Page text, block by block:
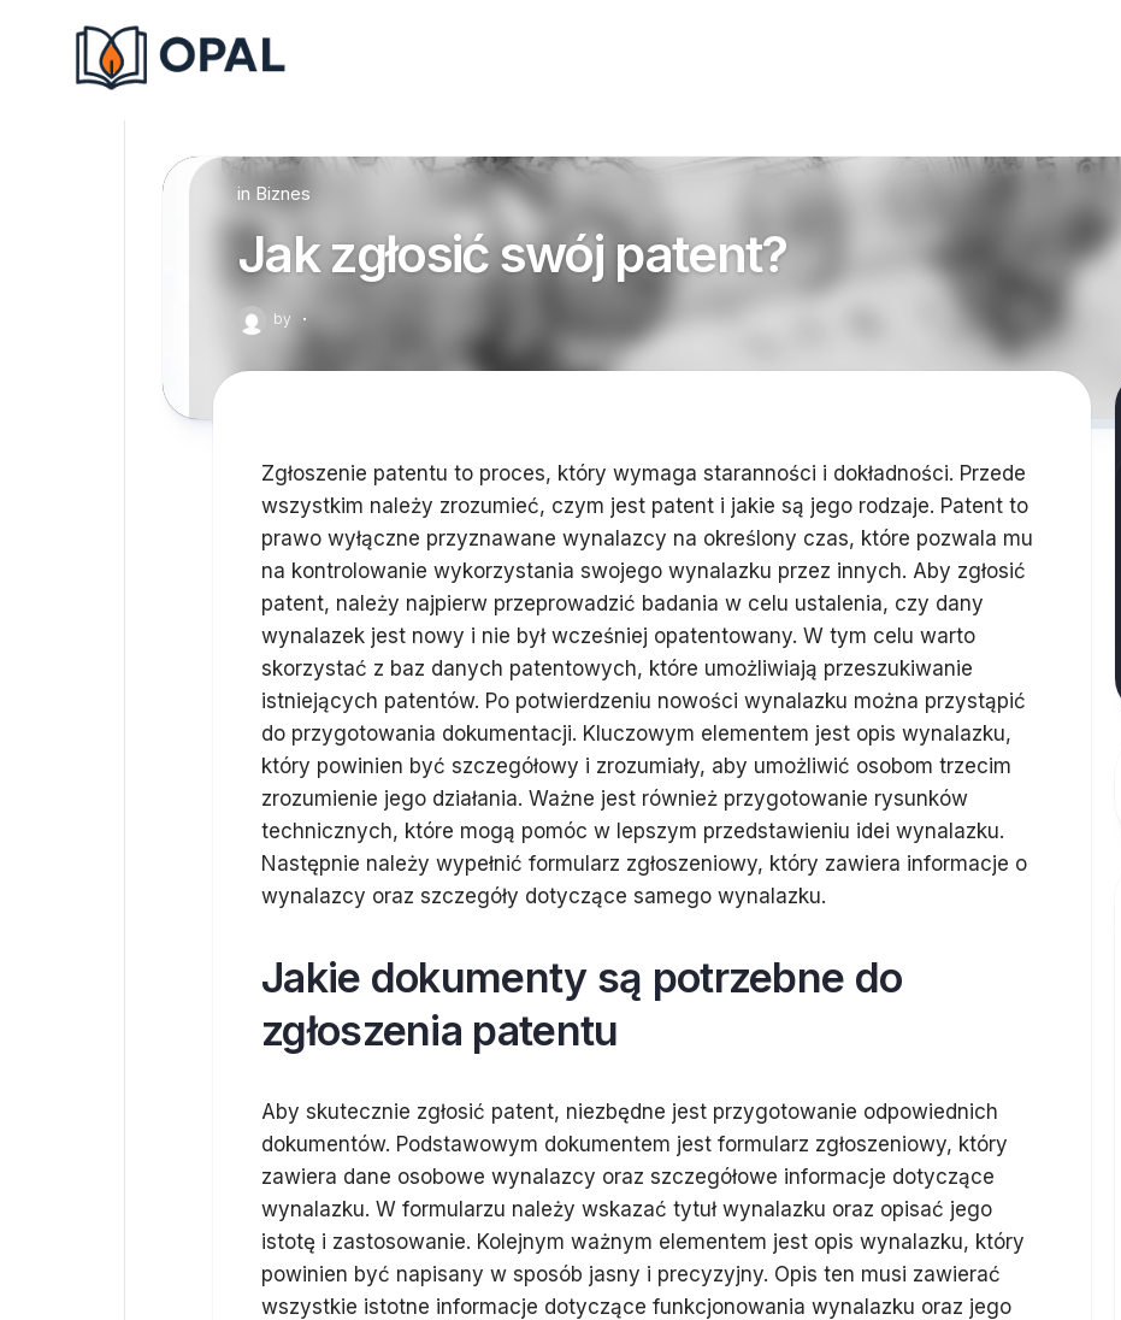
in Biznes
Jak zgłosić swój patent?
by ·
Zgłoszenie patentu to proces, który wymaga staranności i dokładności. Przede
wszystkim należy zrozumieć, czym jest patent i jakie są jego rodzaje. Patent to
prawo wyłączne przyznawane wynalazcy na określony czas, które pozwala mu
na kontrolowanie wykorzystania swojego wynalazku przez innych. Aby zgłosić
patent, należy najpierw przeprowadzić badania w celu ustalenia, czy dany
wynalazek jest nowy i nie był wcześniej opatentowany. W tym celu warto
skorzystać z baz danych patentowych, które umożliwiają przeszukiwanie
istniejących patentów. Po potwierdzeniu nowości wynalazku można przystąpić
do przygotowania dokumentacji. Kluczowym elementem jest opis wynalazku,
który powinien być szczegółowy i zrozumiały, aby umożliwić osobom trzecim
zrozumienie jego działania. Ważne jest również przygotowanie rysunków
technicznych, które mogą pomóc w lepszym przedstawieniu idei wynalazku.
Następnie należy wypełnić formularz zgłoszeniowy, który zawiera informacje o
wynalazcy oraz szczegóły dotyczące samego wynalazku.
Jakie dokumenty są potrzebne do
zgłoszenia patentu
Aby skutecznie zgłosić patent, niezbędne jest przygotowanie odpowiednich
dokumentów. Podstawowym dokumentem jest formularz zgłoszeniowy, który
zawiera dane osobowe wynalazcy oraz szczegółowe informacje dotyczące
wynalazku. W formularzu należy wskazać tytuł wynalazku oraz opisać jego
istotę i zastosowanie. Kolejnym ważnym elementem jest opis wynalazku, który
powinien być napisany w sposób jasny i precyzyjny. Opis ten musi zawierać
wszystkie istotne informacje dotyczące funkcjonowania wynalazku oraz jego